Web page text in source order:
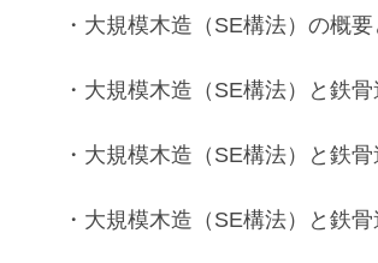
・大規模木造（SE構法）の概
・大規模木造（SE構法）と鉄
・大規模木造（SE構法）と鉄
・大規模木造（SE構法）と鉄